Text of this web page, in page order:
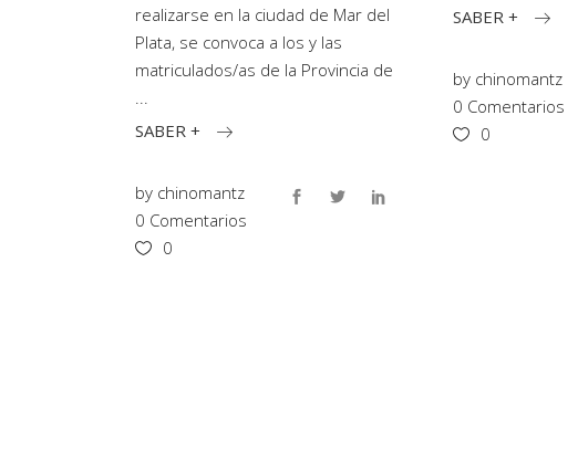
SABER +
by chinomantz
0 Comentarios
0
realizarse en la ciudad de Mar del
Plata, se convoca a los y las
matriculados/as de la Provincia de
SABER +
by chinomantz
0 Comentarios
0